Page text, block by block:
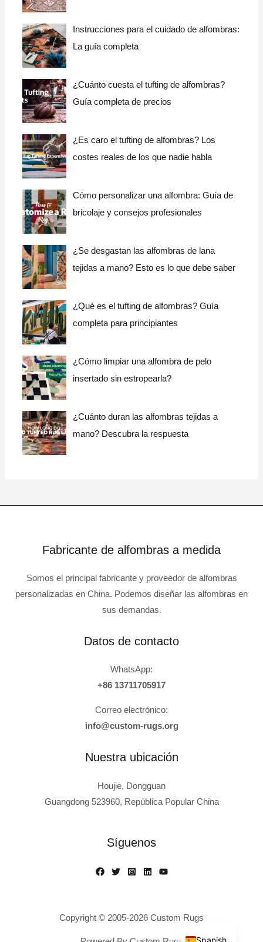
Instrucciones para el cuidado de alfombras:
La guía completa
¿Cuánto cuesta el tufting de alfombras?
Guía completa de precios
¿Es caro el tufting de alfombras? Los
costes reales de los que nadie habla
Cómo personalizar una alfombra: Guía de
bricolaje y consejos profesionales
¿Se desgastan las alfombras de lana
tejidas a mano? Esto es lo que debe saber
¿Qué es el tufting de alfombras? Guía
completa para principiantes
¿Cómo limpiar una alfombra de pelo
insertado sin estropearla?
¿Cuánto duran las alfombras tejidas a
mano? Descubra la respuesta
Fabricante de alfombras a medida
Somos el principal fabricante y proveedor de alfombras
personalizadas en China. Podemos diseñar las alfombras en
sus demandas.
Datos de contacto
WhatsApp:
+86 13711705917
Correo electrónico:
info@custom-rugs.org
Nuestra ubicación
Houjie, Dongguan
Guangdong 523960, República Popular China
Síguenos
Copyright © 2005-2026 Custom Rugs
Spanish
English
Russian